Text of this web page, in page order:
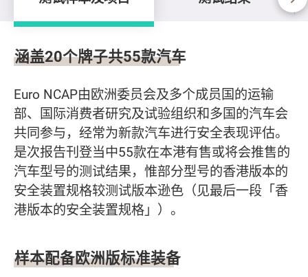
测试样本及项目
涵盖20个牌子共55款汽车
Euro NCAP由欧洲委员会及多个成员国的运输
部、国际消费者研究及试验组织和多国的汽车会
共同参与，经常为新款汽车进行安全表现评估。
是次报告刊登当中55款在本港有售或将会推售的
汽车型号的测试结果，惟部分型号的香港版本的
安全装置规格较测试版本逊色（见最后一段「香
港版本的安全装置规格」）。
样本配备欧洲版标准装备